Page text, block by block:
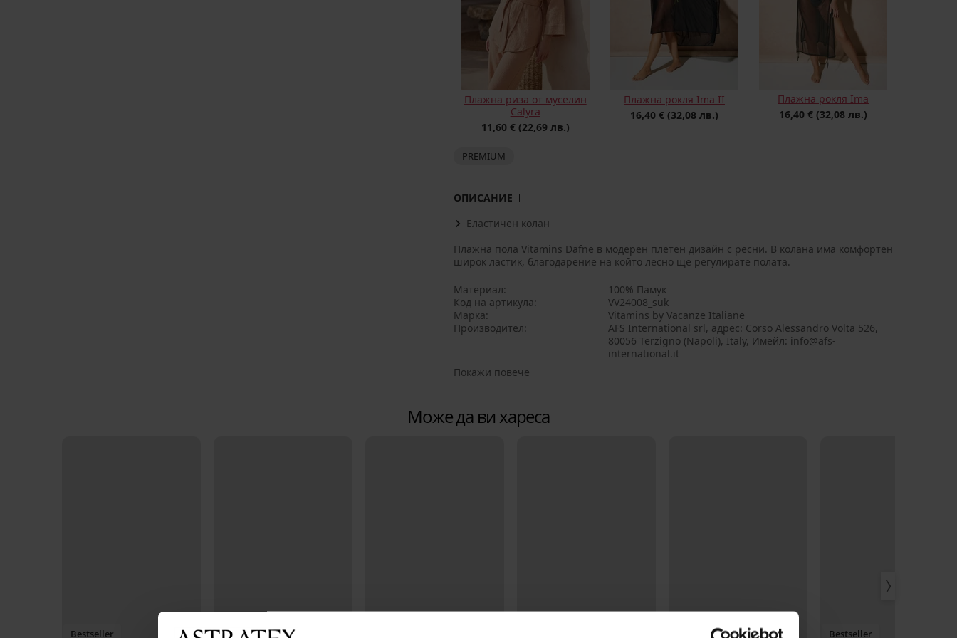
Плажна риза от муселин
Calyra
11,60 € (22,69 лв.)
Плажна рокля Ima II
16,40 € (32,08 лв.)
Плажна рокля Ima
16,40 € (32,08 лв.)
PREMIUM
ОПИСАНИЕ
Еластичен колан
Плажна пола Vitamins Dafne в модерен плетен дизайн с ресни. В колана има комфортен
широк ластик, благодарение на който лесно ще регулирате полата.
Материал
100% Памук
Код на артикула
VV24008_suk
Марка
Vitamins by Vacanze Italiane
Производител
AFS International srl, aдрес: Corso Alessandro Volta 526,
80056 Terzigno (Napoli), Italy, Имейл: info@afs-
international.it
Покажи повече
Може да ви хареса
Bestseller Bestseller Bestseller Bestseller